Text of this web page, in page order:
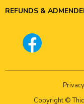
REFUNDS &
Copyright ©